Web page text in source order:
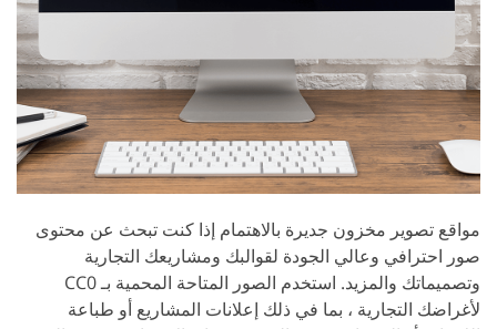
مواقع تصوير مخزون جديرة بالاهتمام إذا كنت تبحث عن محتوى
صور احترافي وعالي الجودة لقوالبك ومشاريعك التجارية
وتصميماتك والمزيد. استخدم الصور المتاحة المحمية بـ CC0
لأغراضك التجارية ، بما في ذلك إعلانات المشاريع أو طباعة